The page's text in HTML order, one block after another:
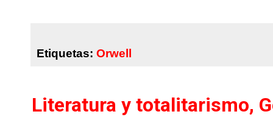
Etiquetas: Orwell
Literatura y totalitarismo,